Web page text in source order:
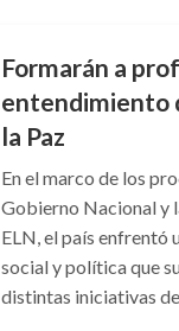
Formarán a
entendimiento
la Paz
En el marco de los
Gobierno Nacional y
ELN, el país enfrentó
social y política que
distintas iniciativas